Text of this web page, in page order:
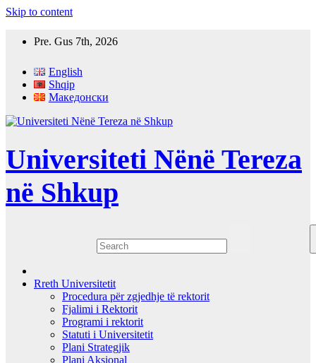
Skip to content
Pre. Gus 7th, 2026
English
Shqip
Македонски
Universiteti Nënë Tereza
në Shkup
Rreth Universitetit
Procedura për zgjedhje të rektorit
Fjalimi i Rektorit
Programi i rektorit
Statuti i Universitetit
Plani Strategjik
Plani Aksional